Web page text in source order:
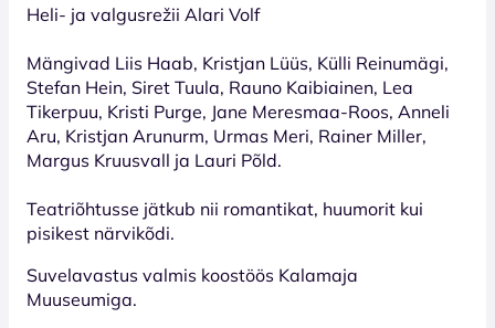
Heli- ja valgusrežii Alari Volf
Mängivad Liis Haab, Kristjan Lüüs, Külli Reinumägi,
Stefan Hein, Siret Tuula, Rauno Kaibiainen, Lea
Tikerpuu, Kristi Purge, Jane Meresmaa-Roos, Anneli
Aru, Kristjan Arunurm, Urmas Meri, Rainer Miller,
Margus Kruusvall ja Lauri Põld.
Teatriõhtusse jätkub nii romantikat, huumorit kui
pisikest närvikõdi.
Suvelavastus valmis koostöös Kalamaja
Muuseumiga.